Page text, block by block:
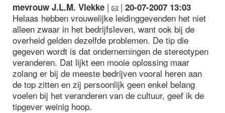
mevrouw J.L.M. Vlekke | | 20-07-2007 13:03
Helaas hebben vrouwelijke leidinggevenden het niet
alleen zwaar in het bedrijfsleven, want ook bij de
overheid gelden dezelfde problemen. De tip die
gegeven wordt is dat ondernemingen de stereotypen
veranderen. Dat lijkt een mooie oplossing maar
zolang er bij de meeste bedrijven vooral heren aan
de top zitten en zij persoonlijk geen enkel belang
voelen bij het veranderen van de cultuur, geef ik de
tipgever weinig hoop.